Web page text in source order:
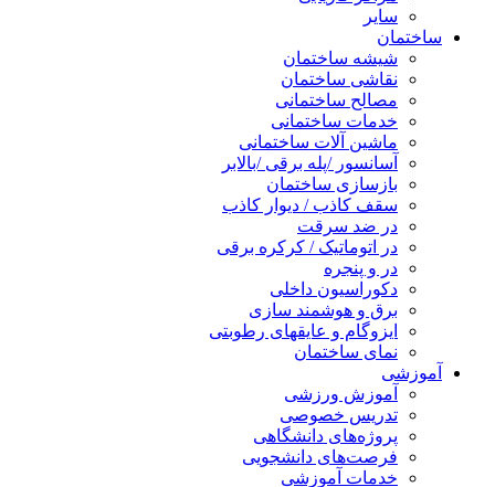
سایر
ساختمان
شیشه ساختمان
نقاشی ساختمان
مصالح ساختمانی
خدمات ساختمانی
ماشین آلات ساختمانی
آسانسور /پله برقی /بالابر
بازسازی ساختمان
سقف کاذب / دیوار کاذب
در ضد سرقت
در اتوماتیک / کرکره برقی
در و پنجره
دکوراسیون داخلی
برق و هوشمند سازی
ایزوگام و عایقهای رطوبتی
نمای ساختمان
آموزشی
آموزش ورزشی
تدریس خصوصی
پروژه‌های دانشگاهی
فرصت‌های دانشجویی
خدمات آموزشی